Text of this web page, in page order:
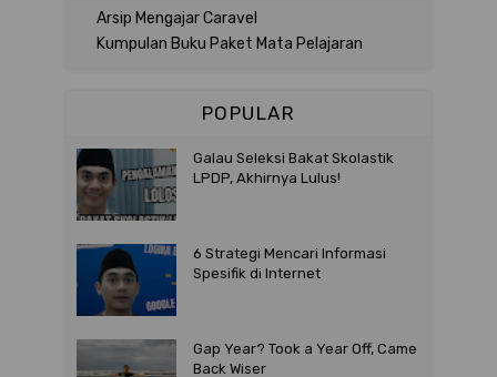
Arsip Mengajar Caravel
Kumpulan Buku Paket Mata Pelajaran
POPULAR
Galau Seleksi Bakat Skolastik
LPDP, Akhirnya Lulus!
6 Strategi Mencari Informasi
Spesifik di Internet
Gap Year? Took a Year Off, Came
Back Wiser